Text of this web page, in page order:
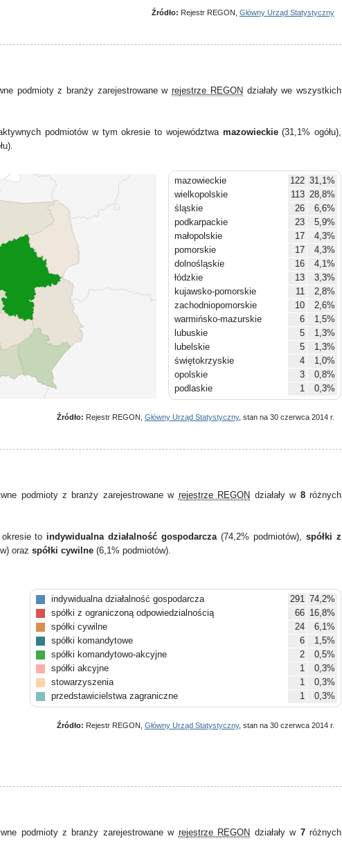
31 grudnia 2012
30 czerwca 2014
392
Źródło: Rejestr REGON, Główny Urząd Statystyczny
podmioty z branży zarejestrowane wrejestrze REGON działały we wszystkich
podmiotów w tym okresie to województwa mazowieckie(31,1% ogółu),
mazowieckie 122 31,1%
wielkopolskie
113 28,8%
śląskie
26
6,6%
podkarpackie
23
5,9%
małopolskie
17
4,3%
pomorskie
17
4,3%
dolnośląskie
16
4,1%
łódzkie
13
3,3%
kujawsko-pomorskie
11
2,8%
zachodniopomorskie
10
2,6%
warmińsko-mazurskie
6
1,5%
lubuskie
5
1,3%
lubelskie
5
1,3%
świętokrzyskie
4
1,0%
opolskie
3
0,8%
podlaskie
1 0,3%
Źródło: Rejestr REGON, Główny Urząd Statystyczny, stan na 30 czerwca 2014 r.
podmioty z branży zarejestrowane w rejestrze REGON działały w 8różnych
to indywidualna działalność gospodarcza(74,2% podmiotów),spółki z
oraz spółki cywilne (6,1% podmiotów).
indywidualna działalność gospodarcza 291 74,2%
spółki z ograniczoną odpowiedzialnością
66 16,8%
spółki cywilne
24
6,1%
spółki komandytowe
6
1,5%
spółki komandytowo-akcyjne
2
0,5%
spółki akcyjne
1
0,3%
stowarzyszenia
1
0,3%
przedstawicielstwa zagraniczne
1 0,3%
Źródło: Rejestr REGON, Główny Urząd Statystyczny, stan na 30 czerwca 2014 r.
podmioty z branży zarejestrowane w rejestrze REGON działały w 7różnych